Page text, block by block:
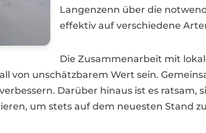
Langenzenn über die
effektiv auf verschiedene
Die Zusammenarbeit mit
von unschätzbarem Wert sein.
Darüber hinaus ist es
um stets auf dem neuesten Stand